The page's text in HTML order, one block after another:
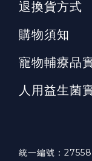
退換貨方式
購物須知
寵物輔療品
人用益生菌
統一編號：